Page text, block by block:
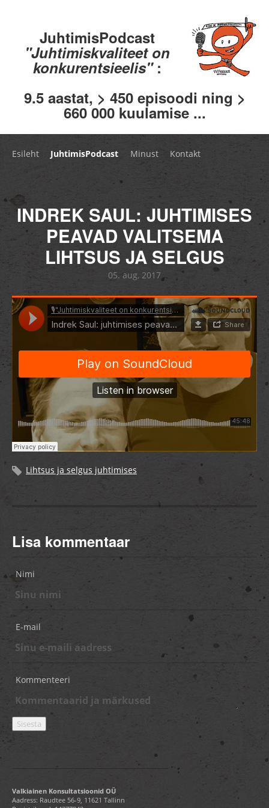
JuhtimisPodcast
"Juhtimiskvaliteet on
konkurentsieelis" :
9.5 aastat, > 450 episoodi ning >
660 000 kuulamise ...
Esileht JuhtimisPodcast Minust Kontakt
INDREK SAUL: JUHTIMISES
PEAVAD VALITSEMA
LIHTSUS JA SELGUS
05. aug, 2017
Lihtsus ja selgus juhtimises
Lisa kommentaar
Nimi
E-mail
Kommenteeri
Valkiainen Konsultatsioonid OÜ
Aadress: Raudtee 56-9, 11621 Tallinn